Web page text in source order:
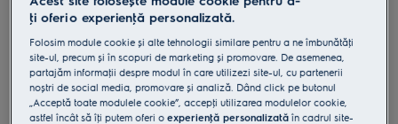
M3GCS200
Sare pentru masini de spalat
ţi oferi o experienţă personalizată.
Folosim module cookie și alte tehnologii similare pentru a ne îmbunătăţi
site-ul, precum și în scopuri de marketing și promovare. De asemenea,
partajăm informaţii despre modul în care utilizezi site-ul, cu partenerii
noștri de social media, promovare și analiză. Dând click pe butonul
„Acceptă toate modulele cookie”, accepţi utilizarea modulelor cookie,
astfel încât să îţi putem oferi oexperienţă personalizată în cadrul site-